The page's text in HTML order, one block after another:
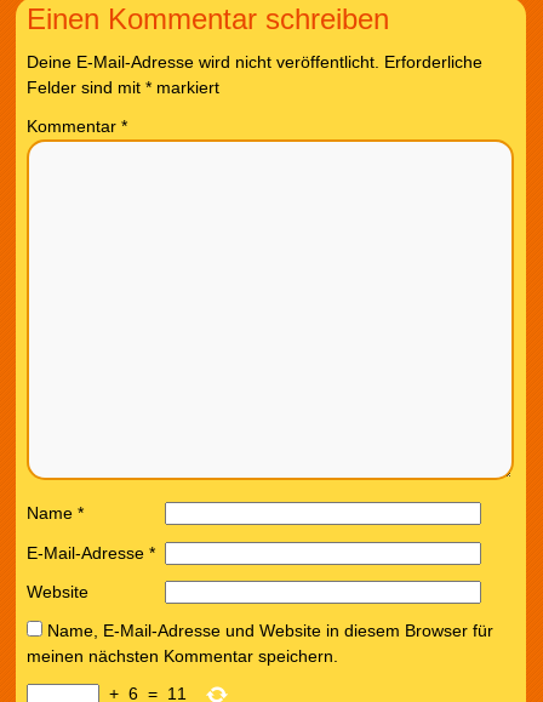
Einen Kommentar schreiben
Deine E-Mail-Adresse wird nicht veröffentlicht. Erforderliche
Felder sind mit *markiert
Kommentar *
Name *
E-Mail-Adresse *
Website
Name, E-Mail-Adresse und Website in diesem Browser für
meinen nächsten Kommentar speichern.
+ 6 = 11